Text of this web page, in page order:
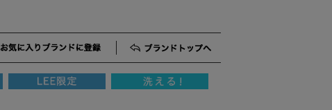
キャンセルについて
返品・交換について
会員特典のご案内
お気に入りブランド登録